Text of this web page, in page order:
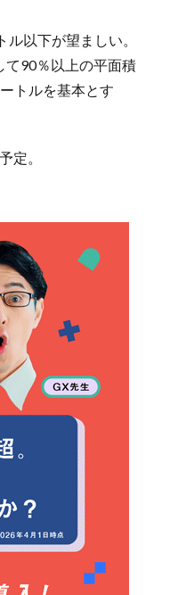
以下が望ましい。
て90％以上の平面積
トルを基本とす
定。